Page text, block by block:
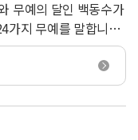
무예의 달인 백동수가
지 무예를 말합니다.
예는 물론, 중국과
기(技)&#39;로
신이 담겨 있습니다.
조선 최정예부대